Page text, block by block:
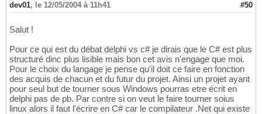
dev01, le 12/05/2004 à 11h41 #50
Salut !
Pour ce qui est du débat delphi vs c# je dirais que le C# est plus
structuré dinc plus lisible mais bon cet avis n'engage que moi.
Pour le choix du langage je pense qu'il doit ce faire en fonction
des acquis de chacun et du futur du projet. Ainsi un projet ayant
pour seul but de tourner sous Windows pourras etre écrit en
delphi pas de pb. Par contre si on veut le faire tourner soius
linux alors il faut l'écrire en C# car le compilateur .Net qui existe